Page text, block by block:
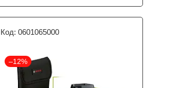
0601065000
–12%